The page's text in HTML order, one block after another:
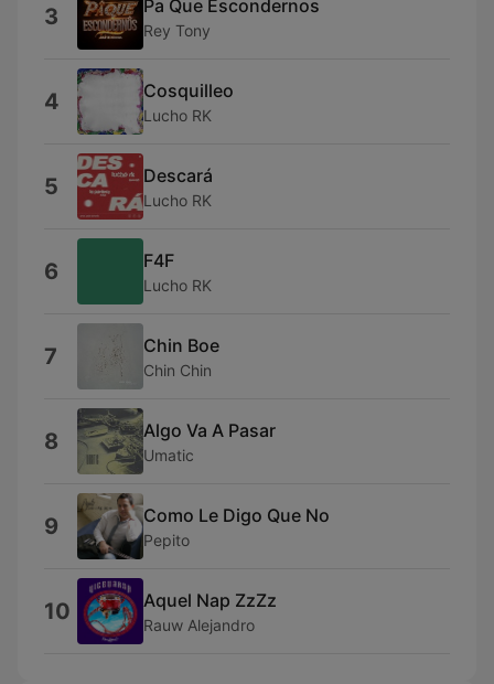
3 Pa Que Escondernos
Rey Tony
4 Cosquilleo
Lucho RK
5 Descará
Lucho RK
6 F4F
Lucho RK
7 Chin Boe
Chin Chin
8 Algo Va A Pasar
Umatic
9 Como Le Digo Que No
Pepito
10 Aquel Nap ZzZz
Rauw Alejandro